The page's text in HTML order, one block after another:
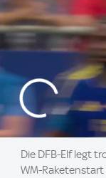
Die DFB-Elf legt
WM-